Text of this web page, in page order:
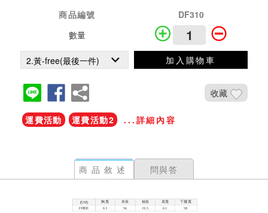
商品編號
DF310
數量
加入購物車
收藏
運費活動 運費活動2 ...詳細內容
商品敘述 問與答